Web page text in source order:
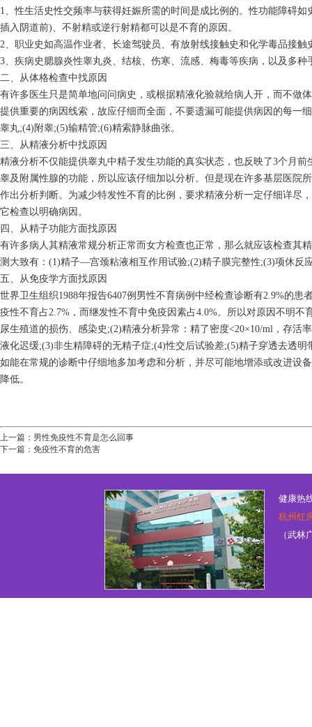
1、性生活史性交频率与获得妊娠所需的时间是成比例的。性功能障碍
插入阴道前)、不射精或逆行射精都可以是不育的原因。
2、职业史如高温作业者、长途驾驶员、有放射线接触史和化学毒品接
3、疾病史腮腺炎性睾丸炎、结核、伤寒、流感、梅毒等疾病，以及多
二、从体格检查中找原因
有许多医生只是简单地问问病史，或根据精液化验就给病人开，而不做
提供重要的病因线索，故应仔细而全面，不要遗漏可能提供病因的每一
睾丸;(4)附睾;(5)输精管;(6)精索静脉曲张。
三、从精液分析中找原因
精液分析不仅能提供睾丸中精子发生功能的真实状态，也反映了3个月
睾及附属性腺的功能，所以应该仔细加以分析。但是现在许多基层医院
作出分析判断。为减少特发性不育的比例，要求精液分析一定仔细详尽
它检查以明确病因。
四、从精子功能方面找原因
有许多病人其精液常规分析正常而女方检查也正常，那么就应该检查其
测大致有：(1)精子—宫颈粘液相互作用试验;(2)精子膜完整性;(3)项休反
五、从免疫学方面找原因
世界卫生组织1988年报告6407例男性不育病例中经检查诊断有2.9%的患
疫性不育占2.7%，而继发性不育中免疫因素占4.0%。所以对原因不明
尿生殖道的损伤、感染史;(2)精液分析异常：精了密度<20×10/ml，存活
液化迟缓;(3)非生精障碍的无精子症;(4)性交后试验差;(5)精子穿透去透明
如能在常规的诊断中仔细地多加考虑和分析，并尽可能地增添或改进设
降低。
上一篇： 男性免疫性不育是怎么回事
下一篇： 免疫性不育的危害
健康热
杭州红
（武